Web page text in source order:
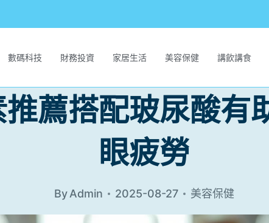
數碼科技 財務投資 家居生活 美容保健 講飲講食
薦搭配玻尿酸有
眼疲勞
ByAdmin 2025-08-27 美容保健